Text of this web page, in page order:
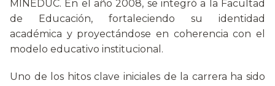
MINEDUC. En el año 2008, se integró a la Facultad
de Educación, fortaleciendo su identidad
académica y proyectándose en coherencia con el
modelo educativo institucional.
Uno de los hitos clave iniciales de la carrera ha sido